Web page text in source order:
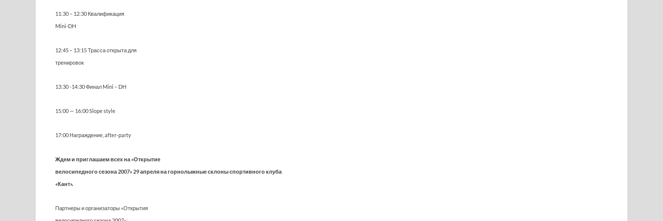
11:30 – 12:30 Квалификация
Mini-DH
12:45 – 13:15 Трасса открыта для
тренировок
13:30 -14:30 Финал Mini – DH
15:00 — 16:00 Slope style
17:00 Награждение, after-party
Ждем и приглашаем всех на «Открытие
велосипедного сезона 2007» 29 апреля на горнолыжные склоны спортивного клуба
«Кант».
Партнеры и организаторы «Открытия